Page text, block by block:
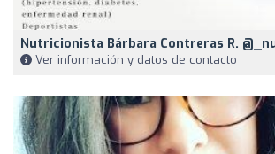
Nutricionista Bárbara Contreras R.
Ver información y datos de contacto